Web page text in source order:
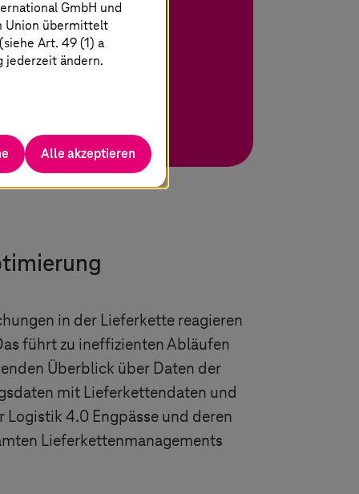
in der Lieferkette reagieren
führt zu ineffizienten Abläufen
Überblick über Daten der
mit Lieferkettendaten und
Logistik 4.0 Engpässe und deren
Lieferkettenmanagements
GmbH und
Union übermittelt
Art. 49 (1) a
jederzeit ändern.
Alle akzeptieren